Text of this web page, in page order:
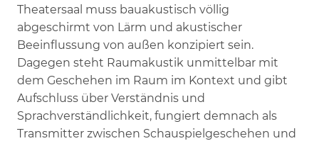
Theatersaal muss bauakustisch völlig
abgeschirmt von Lärm und akustischer
Beeinflussung von außen konzipiert sein.
Dagegen steht Raumakustik unmittelbar mit
dem Geschehen im Raum im Kontext und gibt
Aufschluss über Verständnis und
Sprachverständlichkeit, fungiert demnach als
Transmitter zwischen Schauspielgeschehen und